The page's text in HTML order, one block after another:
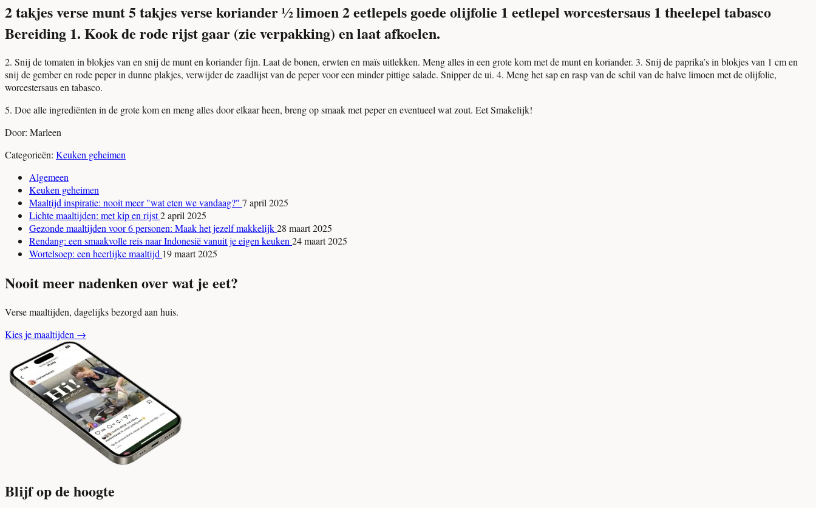
2 takjes verse munt5 takjes verse koriander½ limoen2 eetlepels goede olijfolie 1 eetlepel worcestersaus 1 theelepel tabasco
Bereiding 1. Kook de rode rijst gaar (zie verpakking) en laat afkoelen.
2. Snij de tomaten in blokjes van en snij de munt en koriander fijn. Laat de bonen, erwten en maïs uitlekken. Meng alles in een grote kom met de munt en koriander. 3. Snij de paprika’s in blokjes van 1 cm en
snij de gember en rode peper in dunne plakjes, verwijder de zaadlijst van de peper voor een minder pittige salade. Snipper de ui. 4. Meng het sap en rasp van de schil van de halve limoen met de olijfolie,
worcestersaus en tabasco.
5. Doe alle ingrediënten in de grote kom en meng alles door elkaar heen, breng op smaak met peper en eventueel wat zout. Eet Smakelijk!
Door: Marleen
Categorieën: Keuken geheimen
Algemeen
Keuken geheimen
Maaltijd inspiratie: nooit meer "wat eten we vandaag?" 7 april 2025
Lichte maaltijden: met kip en rijst2 april 2025
Gezonde maaltijden voor 6 personen: Maak het jezelf makkelijk28 maart 2025
Rendang: een smaakvolle reis naar Indonesië vanuit je eigen keuken24 maart 2025
Wortelsoep: een heerlijke maaltijd 19 maart 2025
Nooit meer nadenken over wat je eet?
Verse maaltijden, dagelijks bezorgd aan huis.
Kies je maaltijden →
Blijf op de hoogte